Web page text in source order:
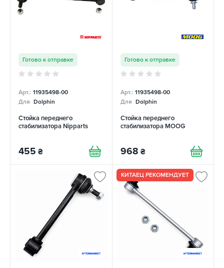
Готово к отправке
Арт.: 11935498-00
Для Dolphin
Стойка переднего
стабилизатора Nipparts
455 ₴
Готово к отправке
Арт.: 11935498-00
Для Dolphin
Стойка переднего
стабилизатора MOOG
968 ₴
КИТАЕЦ РЕКОМЕНДУЕТ